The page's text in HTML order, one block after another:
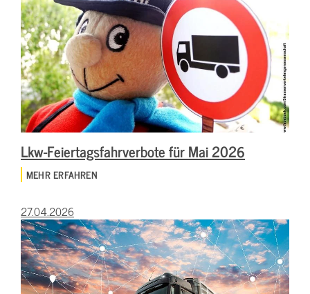
Lkw-Feiertagsfahrverbote für Mai 2026
MEHR ERFAHREN
27.04.2026